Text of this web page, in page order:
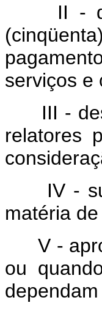
II -
serviços e
III -
relatores
IV -
matéria
V -
ou